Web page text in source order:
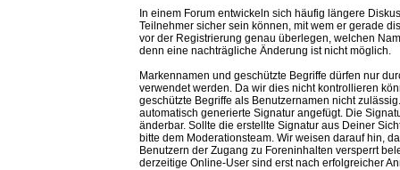
In einem Forum entwickeln sich häufig längere
Teilnehmer sicher sein können, mit wem er gerade
vor der Registrierung genau überlegen, welchen
denn eine nachträgliche Änderung ist nicht möglich.
Markennamen und geschützte Begriffe dürfen nur
verwendet werden. Da wir dies nicht kontrollieren
geschützte Begriffe als Benutzernamen nicht
automatisch generierte Signatur angefügt. Die
änderbar. Sollte die erstellte Signatur aus Deiner
bitte dem Moderationsteam. Wir weisen darauf hin,
Benutzern der Zugang zu Foreninhalten versperrt
derzeitige Online-User sind erst nach erfolgreicher